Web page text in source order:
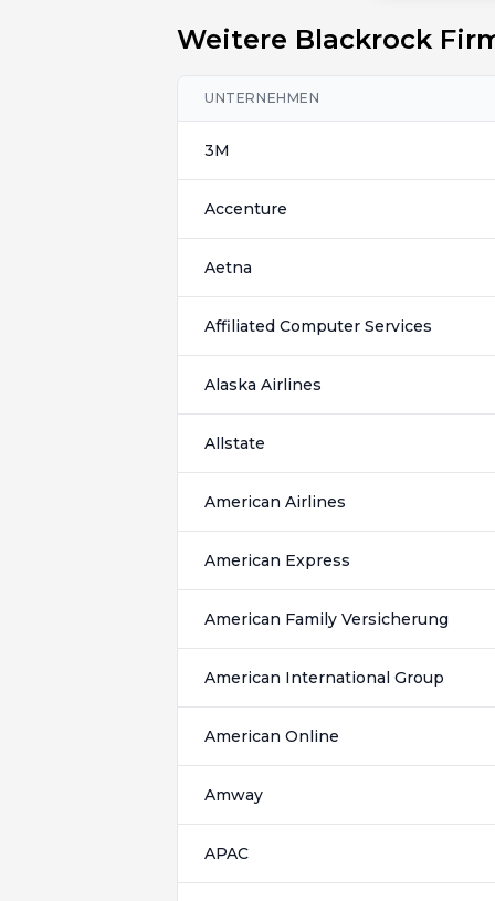
Weitere Blackrock
UNTERNEHMEN
3M
Accenture
Aetna
Affiliated Computer Services
Alaska Airlines
Allstate
American Airlines
American Express
American Family Versicherung
American International Group
American Online
Amway
APAC